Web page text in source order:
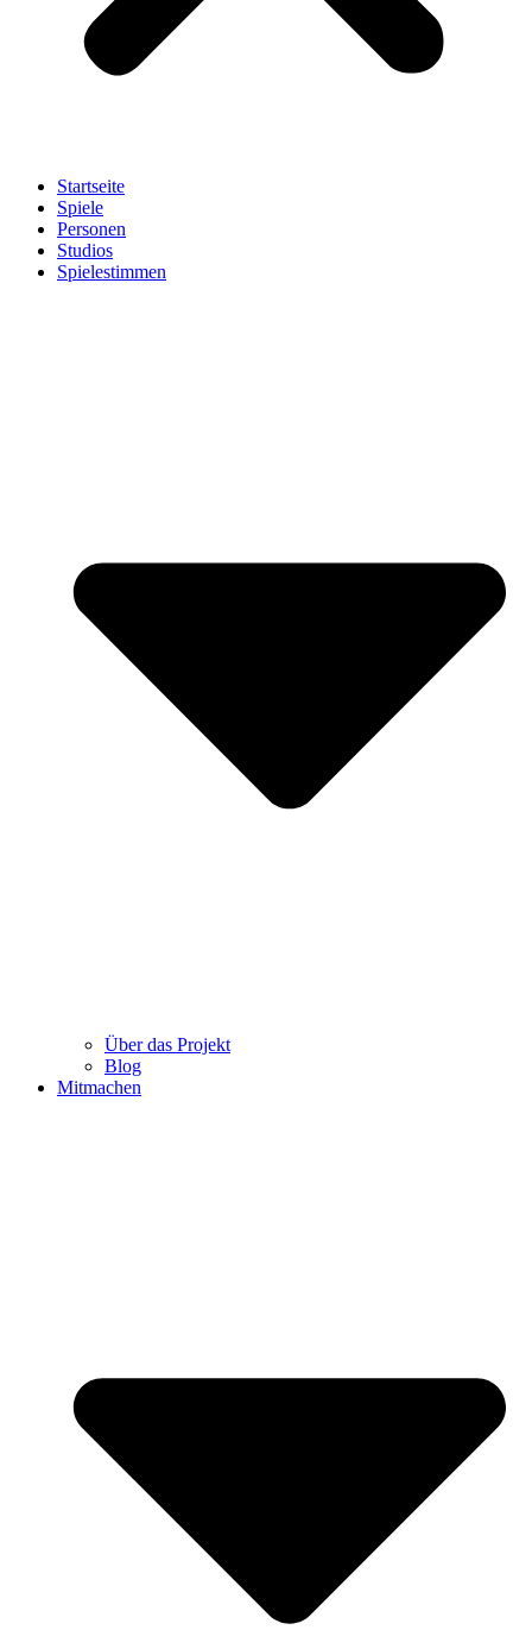
Startseite
Spiele
Personen
Studios
Spielestimmen
Über das Projekt
Blog
Mitmachen